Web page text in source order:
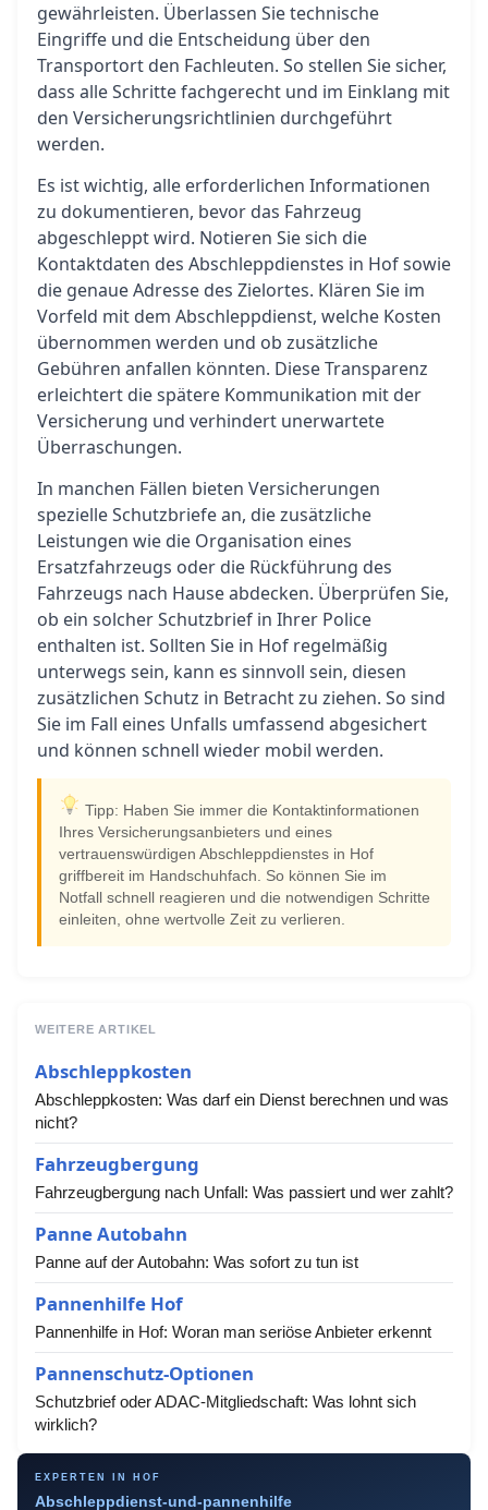
gewährleisten. Überlassen Sie technische
Eingriffe und die Entscheidung über den
Transportort den Fachleuten. So stellen Sie sicher,
dass alle Schritte fachgerecht und im Einklang mit
den Versicherungsrichtlinien durchgeführt
werden.
Es ist wichtig, alle erforderlichen Informationen
zu dokumentieren, bevor das Fahrzeug
abgeschleppt wird. Notieren Sie sich die
Kontaktdaten des Abschleppdienstes in Hof sowie
die genaue Adresse des Zielortes. Klären Sie im
Vorfeld mit dem Abschleppdienst, welche Kosten
übernommen werden und ob zusätzliche
Gebühren anfallen könnten. Diese Transparenz
erleichtert die spätere Kommunikation mit der
Versicherung und verhindert unerwartete
Überraschungen.
In manchen Fällen bieten Versicherungen
spezielle Schutzbriefe an, die zusätzliche
Leistungen wie die Organisation eines
Ersatzfahrzeugs oder die Rückführung des
Fahrzeugs nach Hause abdecken. Überprüfen Sie,
ob ein solcher Schutzbrief in Ihrer Police
enthalten ist. Sollten Sie in Hof regelmäßig
unterwegs sein, kann es sinnvoll sein, diesen
zusätzlichen Schutz in Betracht zu ziehen. So sind
Sie im Fall eines Unfalls umfassend abgesichert
und können schnell wieder mobil werden.
Tipp: Haben Sie immer die Kontaktinformationen
Ihres Versicherungsanbieters und eines
vertrauenswürdigen Abschleppdienstes in Hof
griffbereit im Handschuhfach. So können Sie im
Notfall schnell reagieren und die notwendigen Schritte
einleiten, ohne wertvolle Zeit zu verlieren.
WEITERE ARTIKEL
Abschleppkosten
Abschleppkosten: Was darf ein Dienst berechnen und was
nicht?
Fahrzeugbergung
Fahrzeugbergung nach Unfall: Was passiert und wer zahlt?
Panne Autobahn
Panne auf der Autobahn: Was sofort zu tun ist
Pannenhilfe Hof
Pannenhilfe in Hof: Woran man seriöse Anbieter erkennt
Pannenschutz-Optionen
Schutzbrief oder ADAC-Mitgliedschaft: Was lohnt sich
wirklich?
EXPERTEN IN HOF
Abschleppdienst-und-pannenhilfe